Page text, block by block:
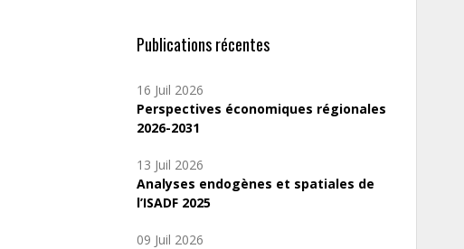
Publications récentes
16 Juil 2026
Perspectives économiques régionales
2026-2031
13 Juil 2026
Analyses endogènes et spatiales de
l’ISADF 2025
09 Juil 2026